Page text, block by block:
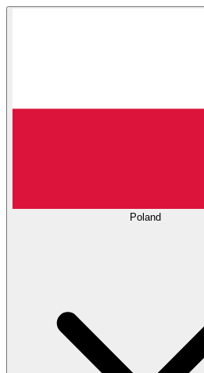
Poland